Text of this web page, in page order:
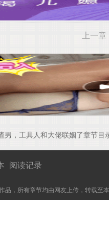
上一章
男，工具人和大佬联姻了章节目
阅读记录
品，所有章节均由网友上传，转载至